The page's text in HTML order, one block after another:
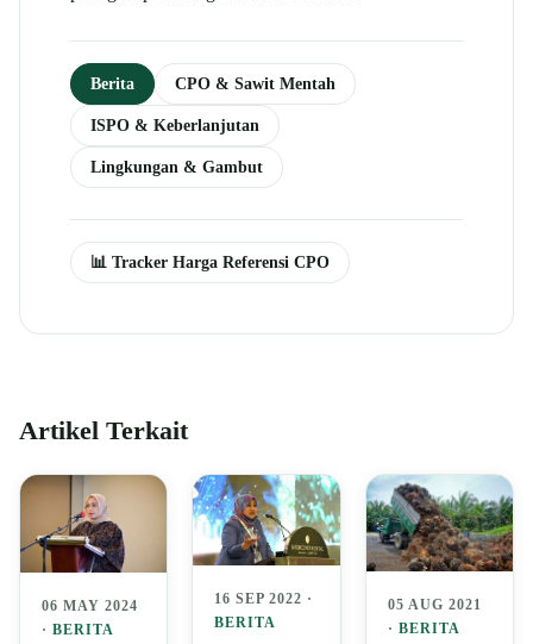
Berita CPO & Sawit Mentah
ISPO & Keberlanjutan
Lingkungan & Gambut
📊 Tracker Harga Referensi CPO
Artikel Terkait
06 MAY 2024
· BERITA
16 SEP 2022 ·
BERITA
05 AUG 2021
· BERITA